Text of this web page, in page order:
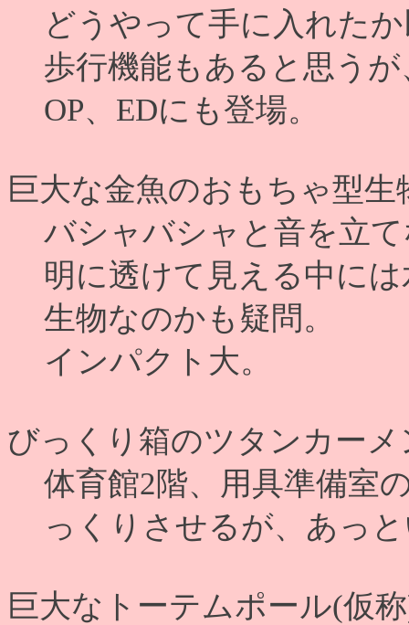
どうやって手に入れた
歩行機能もあると思う
OP、EDにも登場。
巨大な金魚のおもちゃ型生
バシャバシャと音を立
明に透けて見える中に
生物なのかも疑問。
インパクト大。
びっくり箱のツタンカーメ
体育館2階、用具準備室
っくりさせるが、あっ
巨大なトーテムポール(仮